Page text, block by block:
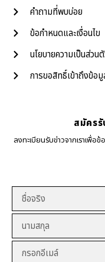
คำถามที่พบบ่อย
ข้อกำหนดและเงื่อนไข
นโยบายความเป็นส่วน
การขอสิทธิ์เข้าถึงข้อมู
สมัครรั
ลงทะเบียนรับข่าวจากเราเพื่อ